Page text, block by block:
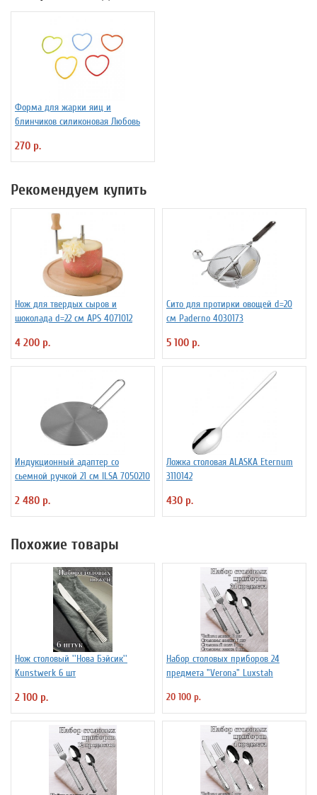
Форма для жарки яиц и
блинчиков силиконовая Любовь
270 р.
Рекомендуем купить
Нож для твердых сыров и
шоколада d=22 см APS 4071012
4 200 р.
Сито для протирки овощей d=20
см Paderno 4030173
5 100 р.
Индукционный адаптер со
сьемной ручкой 21 см ILSA 7050210
2 480 р.
Ложка столовая ALASKA Eternum
3110142
430 р.
Похожие товары
Нож столовый ''Нова Бэйсик''
Kunstwerk 6 шт
2 100 р.
Набор столовых приборов 24
предмета "Verona" Luxstah
20 100 р.